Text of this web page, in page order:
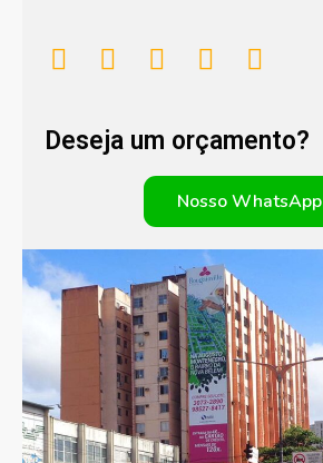
Deseja um orçamento?
Nosso WhatsApp